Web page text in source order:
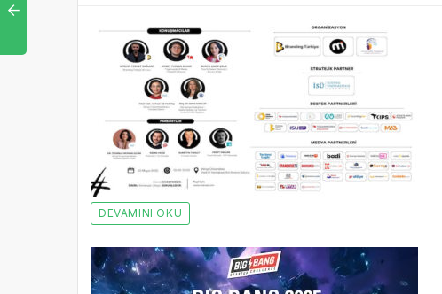
DEVAMINI OKU